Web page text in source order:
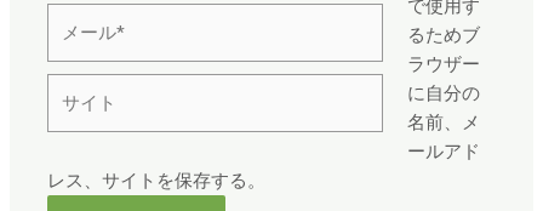
*
ー
ル
で使用す
るためブ
ラウザー
に自分の
名前、メ
ールアド
レス、サイトを保存する。